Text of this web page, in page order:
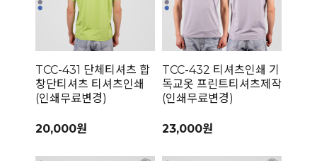
TCC-431 단체티셔츠 합
창단티셔츠 티셔츠인쇄
(인쇄무료변경)
20,000원
TCC-432 티셔츠인쇄 기
독교옷 프린트티셔츠제작
(인쇄무료변경)
23,000원